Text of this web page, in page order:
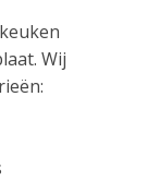
Wij